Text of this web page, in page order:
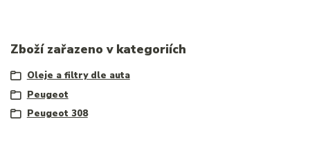
Zboží zařazeno v kategoriích
Oleje a filtry dle auta
Peugeot
Peugeot 308